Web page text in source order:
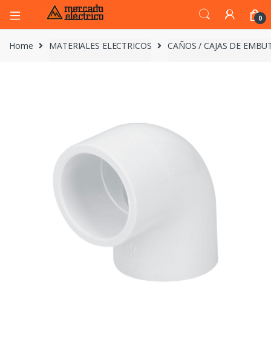
0
Home MATERIALES ELECTRICOS CAÑOS / CAJAS DE